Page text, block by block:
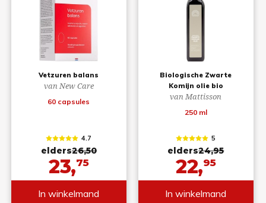
Vetzuren balans
van New Care
60 capsules
4.7
elders26,50
23,75
In winkelmand
Biologische Zwarte
Komijn olie bio
van Mattisson
250 ml
5
elders24,95
22,95
In winkelmand